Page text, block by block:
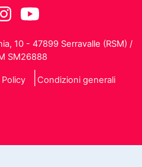
10 - 47899 Serravalle (RSM) /
SM26888
Condizioni generali